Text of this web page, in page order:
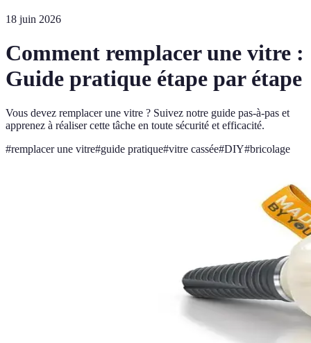
18 juin 2026
Comment remplacer une vitre :
Guide pratique étape par étape
Vous devez remplacer une vitre ? Suivez notre guide pas-à-pas et
apprenez à réaliser cette tâche en toute sécurité et efficacité.
#remplacer une vitre#guide pratique#vitre cassée#DIY#bricolage